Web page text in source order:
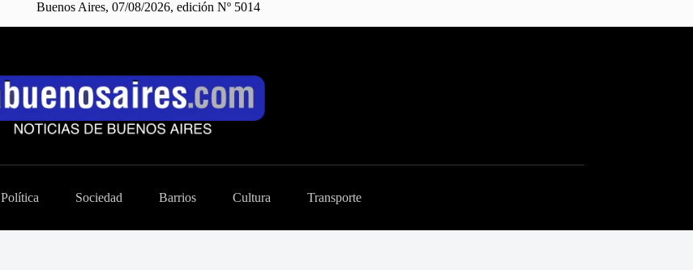
Buenos Aires, 07/08/2026, edición Nº 5014
Política Sociedad Barrios Cultura Transporte